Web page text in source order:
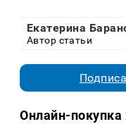
Екатерина
Автор статьи
Онлайн-